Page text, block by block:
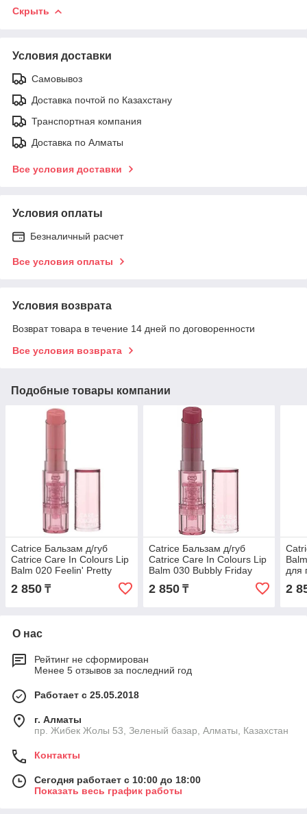
Скрыть
Условия доставки
Самовывоз
Доставка почтой по Казахстану
Транспортная компания
Доставка по Алматы
Все условия доставки
Условия оплаты
Безналичный расчет
Все условия оплаты
Условия возврата
Возврат товара в течение 14 дней по договоренности
Все условия возврата
Подобные товары компании
Catrice Бальзам д/губ
Catrice Care In Colours Lip
Balm 020 Feelin' Pretty
бальзам оттеночный для
губ Feelin'
2 850 ₸
Catrice Бальзам д/губ
Catrice Care In Colours Lip
Balm 030 Bubbly Friday
бальзам оттеночный для
губ Bubbly
2 850₸
для
2
О нас
Рейтинг не сформирован
Менее 5 отзывов за последний год
Работает с 25.05.2018
г. Алматы
пр. Жибек Жолы 53, Зеленый базар, Алматы, Казахстан
Контакты
Сегодня работает с 10:00 до 18:00
Показать весь график работы